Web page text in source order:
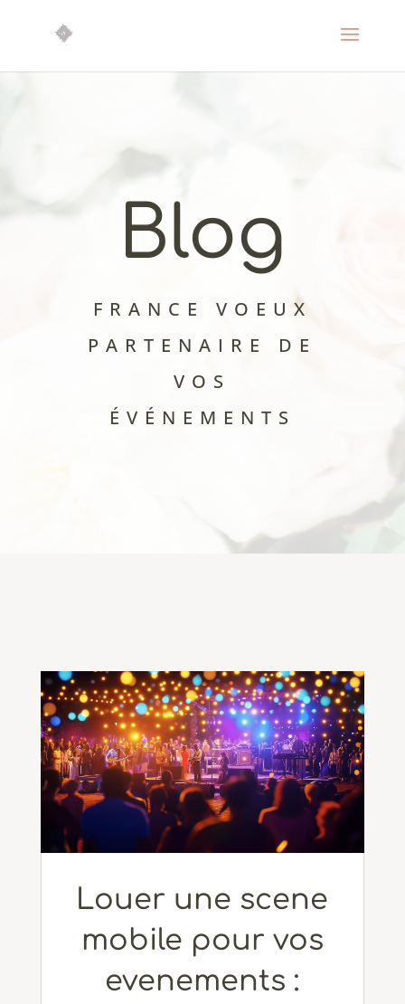
Blog
FRANCE VOEUX
PARTENAIRE DE
VOS
ÉVÉNEMENTS
Louer une scene
mobile pour vos
evenements :